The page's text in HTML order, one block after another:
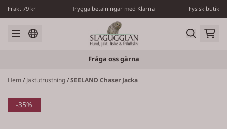
Hoppa till innehåll
Frakt 79 kr Trygga betalningar med Klarna Fysisk butik
Fråga oss gärna
Hem/ Jaktutrustning/SEELAND Chaser Jacka
-35%